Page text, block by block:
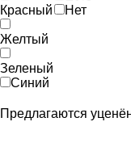
Красный
Желтый
Зеленый
Синий
Нет
Предлагаются